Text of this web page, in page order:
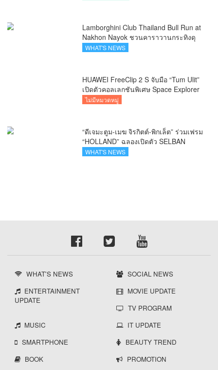
Lamborghini Club Thailand Bull Run at
Nakhon Nayok ชวนคาราวานกระทิงดุ
สัมผัสธรรมชาติเมืองรอง ณ นครนายก
WHAT'S NEWS
HUAWEI FreeClip 2 S จับมือ “Tum Ulit”
เปิดตัวคอลเลกชันพิเศษ Space Explorer
ถ่ายทอดศิลปะบนเคสหูฟัง
ไม่มีหมวดหมู่
“ดีเจมะตูม-เมฆ จิรกิตต์-พิกเล็ต” ร่วมเฟรม
“HOLLAND” ฉลองเปิดตัว SELBAN
แบรนด์แฟชั่นครีเอทีฟ เชื่อมคัลเจอร์ไทย-
WHAT'S NEWS
WHAT'S NEWS
SOCIAL NEWS
ENTERTAINMENT
UPDATE
MOVIE UPDATE
TV PROGRAM
MUSIC
IT UPDATE
SMARTPHONE
BEAUTY TREND
BOOK
PROMOTION